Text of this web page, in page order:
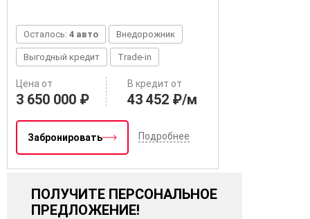
ПОЛУЧИТЕ ПЕРСОНАЛЬНОЕ
ПРЕДЛОЖЕНИЕ!
Осталось: 4 авто Внедорожник
Выгодный кредит Trade-in
Цена от
3 650 000 ₽
В кредит от
43 452 ₽/м
Забронировать Подробнее